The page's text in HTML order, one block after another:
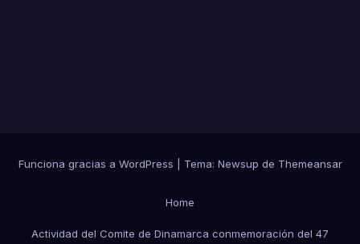
Funciona gracias a WordPress Tema: Newsup de Themeansar
Home
Actividad del Comite de Dinamarca conmemoración del 47